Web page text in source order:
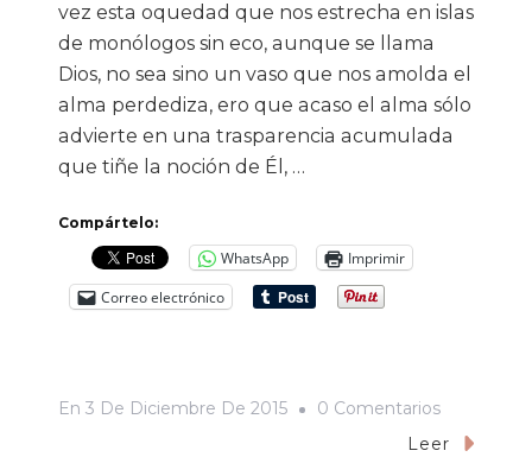
vez esta oquedad que nos estrecha en islas
de monólogos sin eco, aunque se llama
Dios, no sea sino un vaso que nos amolda el
alma perdediza, ero que acaso el alma sólo
advierte en una trasparencia acumulada
que tiñe la noción de Él, …
Compártelo:
WhatsApp
Imprimir
Correo electrónico
En 3 De Diciembre De 2015 0 ComentariosEn
Terceras
Leer